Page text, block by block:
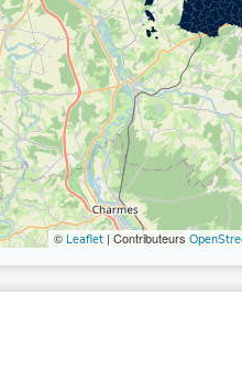
© Leaflet | Contributeurs